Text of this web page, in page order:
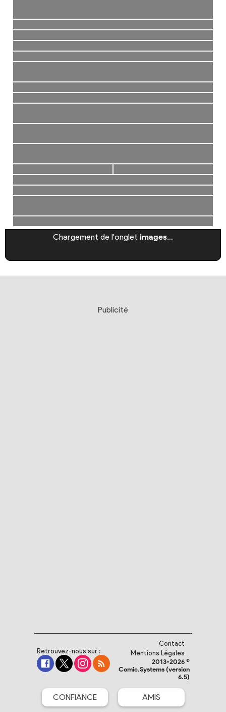
Chargement de l'onglet images…
Publicité
Retrouvez-nous sur :
Contact
Mentions Légales
2013-2026 ©
Comic.Systems (version
6.5)
CONFIANCE AMIS